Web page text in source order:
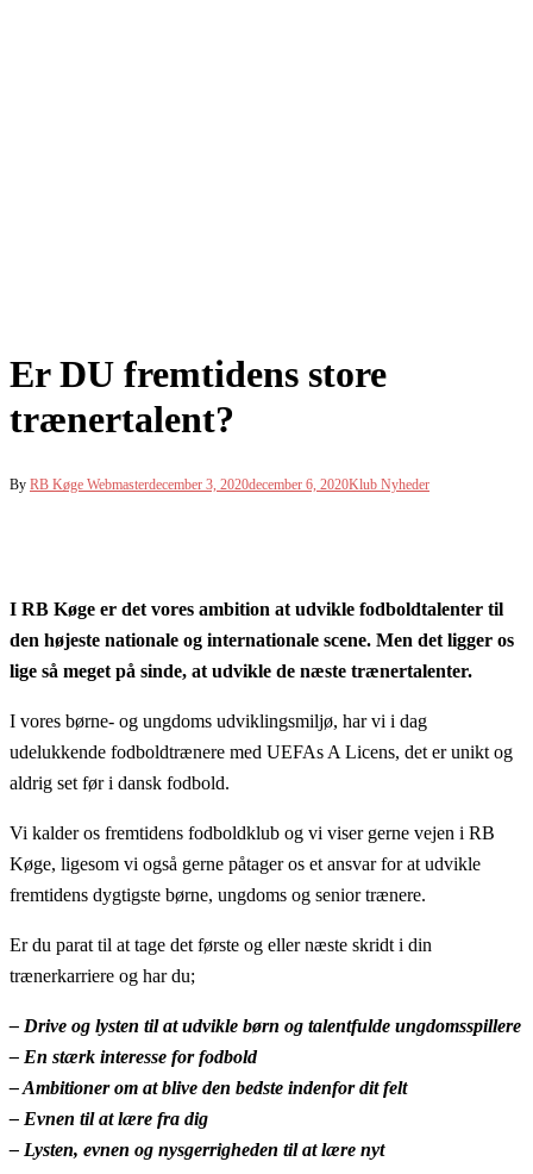
Er DU fremtidens store
trænertalent?
By RB Køge Webmasterdecember 3, 2020december 6, 2020Klub Nyheder
I RB Køge er det vores ambition at udvikle fodboldtalenter til
den højeste nationale og internationale scene. Men det ligger os
lige så meget på sinde, at udvikle de næste trænertalenter.
I vores børne- og ungdoms udviklingsmiljø, har vi i dag
udelukkende fodboldtrænere med UEFAs A Licens, det er unikt og
aldrig set før i dansk fodbold.
Vi kalder os fremtidens fodboldklub og vi viser gerne vejen i RB
Køge, ligesom vi også gerne påtager os et ansvar for at udvikle
fremtidens dygtigste børne, ungdoms og senior trænere.
Er du parat til at tage det første og eller næste skridt i din
trænerkarriere og har du;
– Drive og lysten til at udvikle børn og talentfulde ungdomsspillere
– En stærk interesse for fodbold
– Ambitioner om at blive den bedste indenfor dit felt
– Evnen til at lære fra dig
– Lysten, evnen og nysgerrigheden til at lære nyt